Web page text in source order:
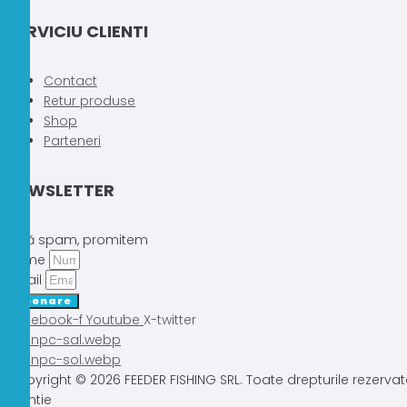
SERVICIU CLIENTI
Contact
Retur produse
Shop
Parteneri
NEWSLETTER
Fără spam, promitem
Nume
Email
Abonare
Facebook-f Youtube X-twitter
Copyright © 2026 FEEDER FISHING SRL. Toate drepturile
Atentie